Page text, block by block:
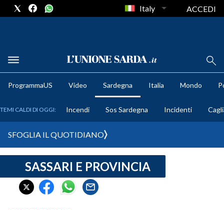
METEO
CRONACA SARDEGNA
CAGLIARI
Italy ACCEDI
ProgrammaUS Video Sardegna Italia Mondo
TEMI CALDI DI OGGI: Incendi Sos Sardegna Incidenti
SFOGLIA IL QUOTIDIANO
SASSARI E PROVINCIA